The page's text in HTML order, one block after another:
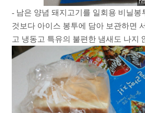
- 남은 양념 돼지고기를 일회용 비닐봉
것보다 아이스 봉투에 담아 보관하면
고 냉동고 특유의 불편한 냄새도 나지